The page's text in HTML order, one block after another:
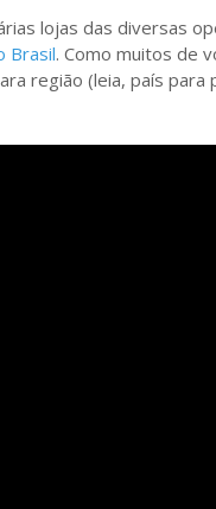
lojas das diversas
Brasil. Como muitos de
região (leia, país